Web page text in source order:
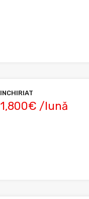
INCHIRIAT
1,800€ /lună